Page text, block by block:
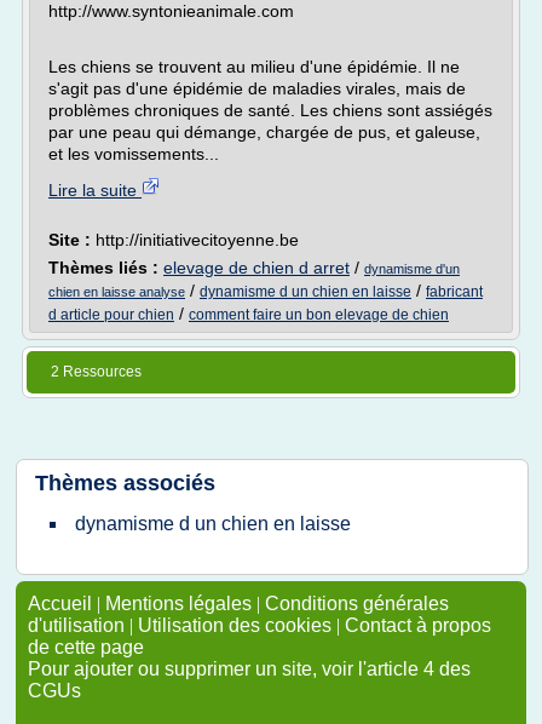
http://www.syntonieanimale.com
Les chiens se trouvent au milieu d'une épidémie. Il ne
s'agit pas d'une épidémie de maladies virales, mais de
problèmes chroniques de santé. Les chiens sont assiégés
par une peau qui démange, chargée de pus, et galeuse,
et les vomissements...
Lire la suite
Site : http://initiativecitoyenne.be
Thèmes liés : elevage de chien d arret / dynamisme d'un
chien en laisse analyse / dynamisme d un chien en laisse / fabricant
d article pour chien / comment faire un bon elevage de chien
2 Ressources
Thèmes associés
dynamisme d un chien en laisse
Accueil | Mentions légales | Conditions générales
d'utilisation | Utilisation des cookies | Contact à propos
de cette page
Pour ajouter ou supprimer un site, voir l'article 4 des
CGUs